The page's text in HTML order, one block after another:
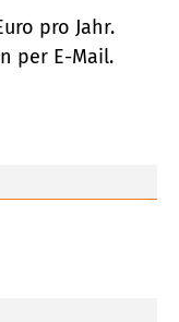
pro Jahr.
per E-Mail.